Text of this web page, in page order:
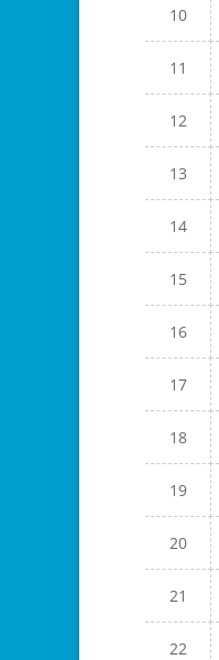
10
11
12
13
14
15
16
17
18
19
20
21
22